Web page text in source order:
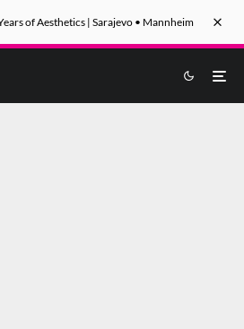
of Aesthetics | Sarajevo • Mannheim